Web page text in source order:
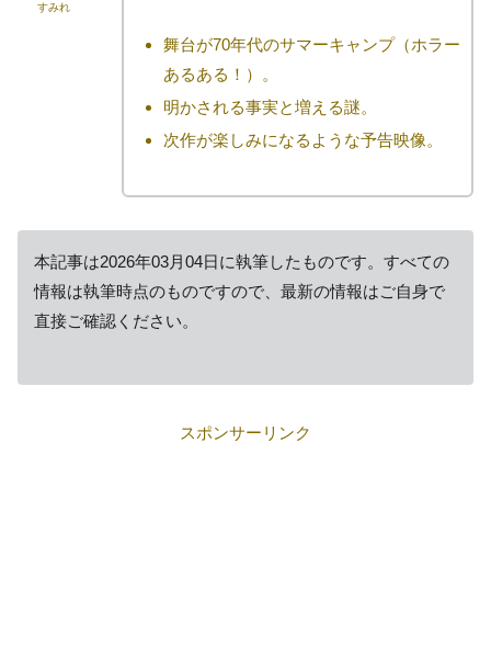
すみれ
舞台が70年代のサマーキャンプ（ホラー
あるある！）。
明かされる事実と増える謎。
次作が楽しみになるような予告映像。
本記事は2026年03月04日に執筆したものです。すべての
情報は執筆時点のものですので、最新の情報はご自身で
直接ご確認ください。
スポンサーリンク